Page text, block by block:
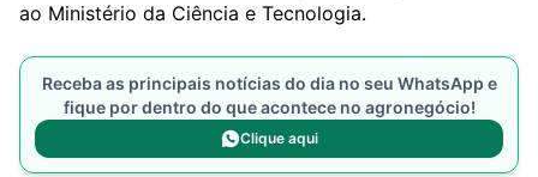
ao Ministério da Ciência e Tecnologia.
Receba as principais notícias do dia no seu WhatsApp e
fique por dentro do que acontece no agronegócio!
Clique aqui